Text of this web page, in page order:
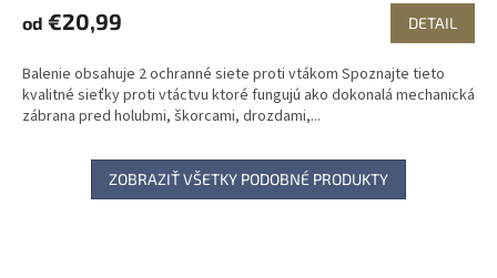
od €20,99 DETAIL
Balenie obsahuje 2 ochranné siete proti vtákom Spoznajte tieto
kvalitné sieťky proti vtáctvu ktoré fungujú ako dokonalá mechanická
zábrana pred holubmi, škorcami, drozdami,...
ZOBRAZIŤ VŠETKY PODOBNÉ PRODUKTY